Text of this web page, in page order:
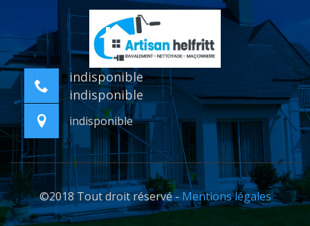
indisponible
indisponible
indisponible
©2018 Tout droit réservé -Mentions légales